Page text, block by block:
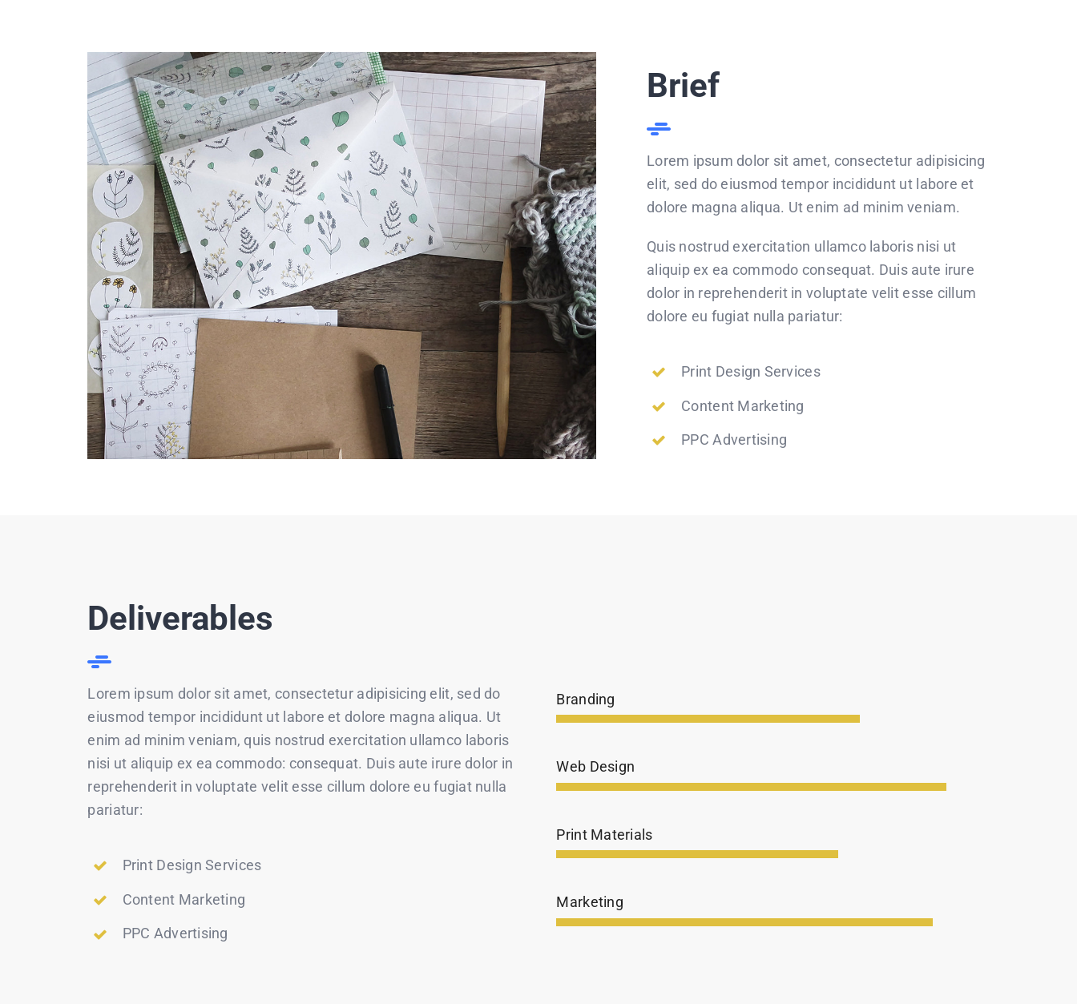
Brief
Lorem ipsum dolor sit amet, consectetur adipisicing
elit, sed do eiusmod tempor incididunt ut labore et
dolore magna aliqua. Ut enim ad minim veniam.
Quis nostrud exercitation ullamco laboris nisi ut
aliquip ex ea commodo consequat. Duis aute irure
dolor in reprehenderit in voluptate velit esse cillum
dolore eu fugiat nulla pariatur:
Print Design Services
Content Marketing
PPC Advertising
Deliverables
Lorem ipsum dolor sit amet, consectetur adipisicing elit, sed do
eiusmod tempor incididunt ut labore et dolore magna aliqua. Ut
enim ad minim veniam, quis nostrud exercitation ullamco laboris
nisi ut aliquip ex ea commodo: consequat. Duis aute irure dolor in
reprehenderit in voluptate velit esse cillum dolore eu fugiat nulla
pariatur:
Print Design Services
Content Marketing
PPC Advertising
Branding
Web Design
Print Materials
Marketing